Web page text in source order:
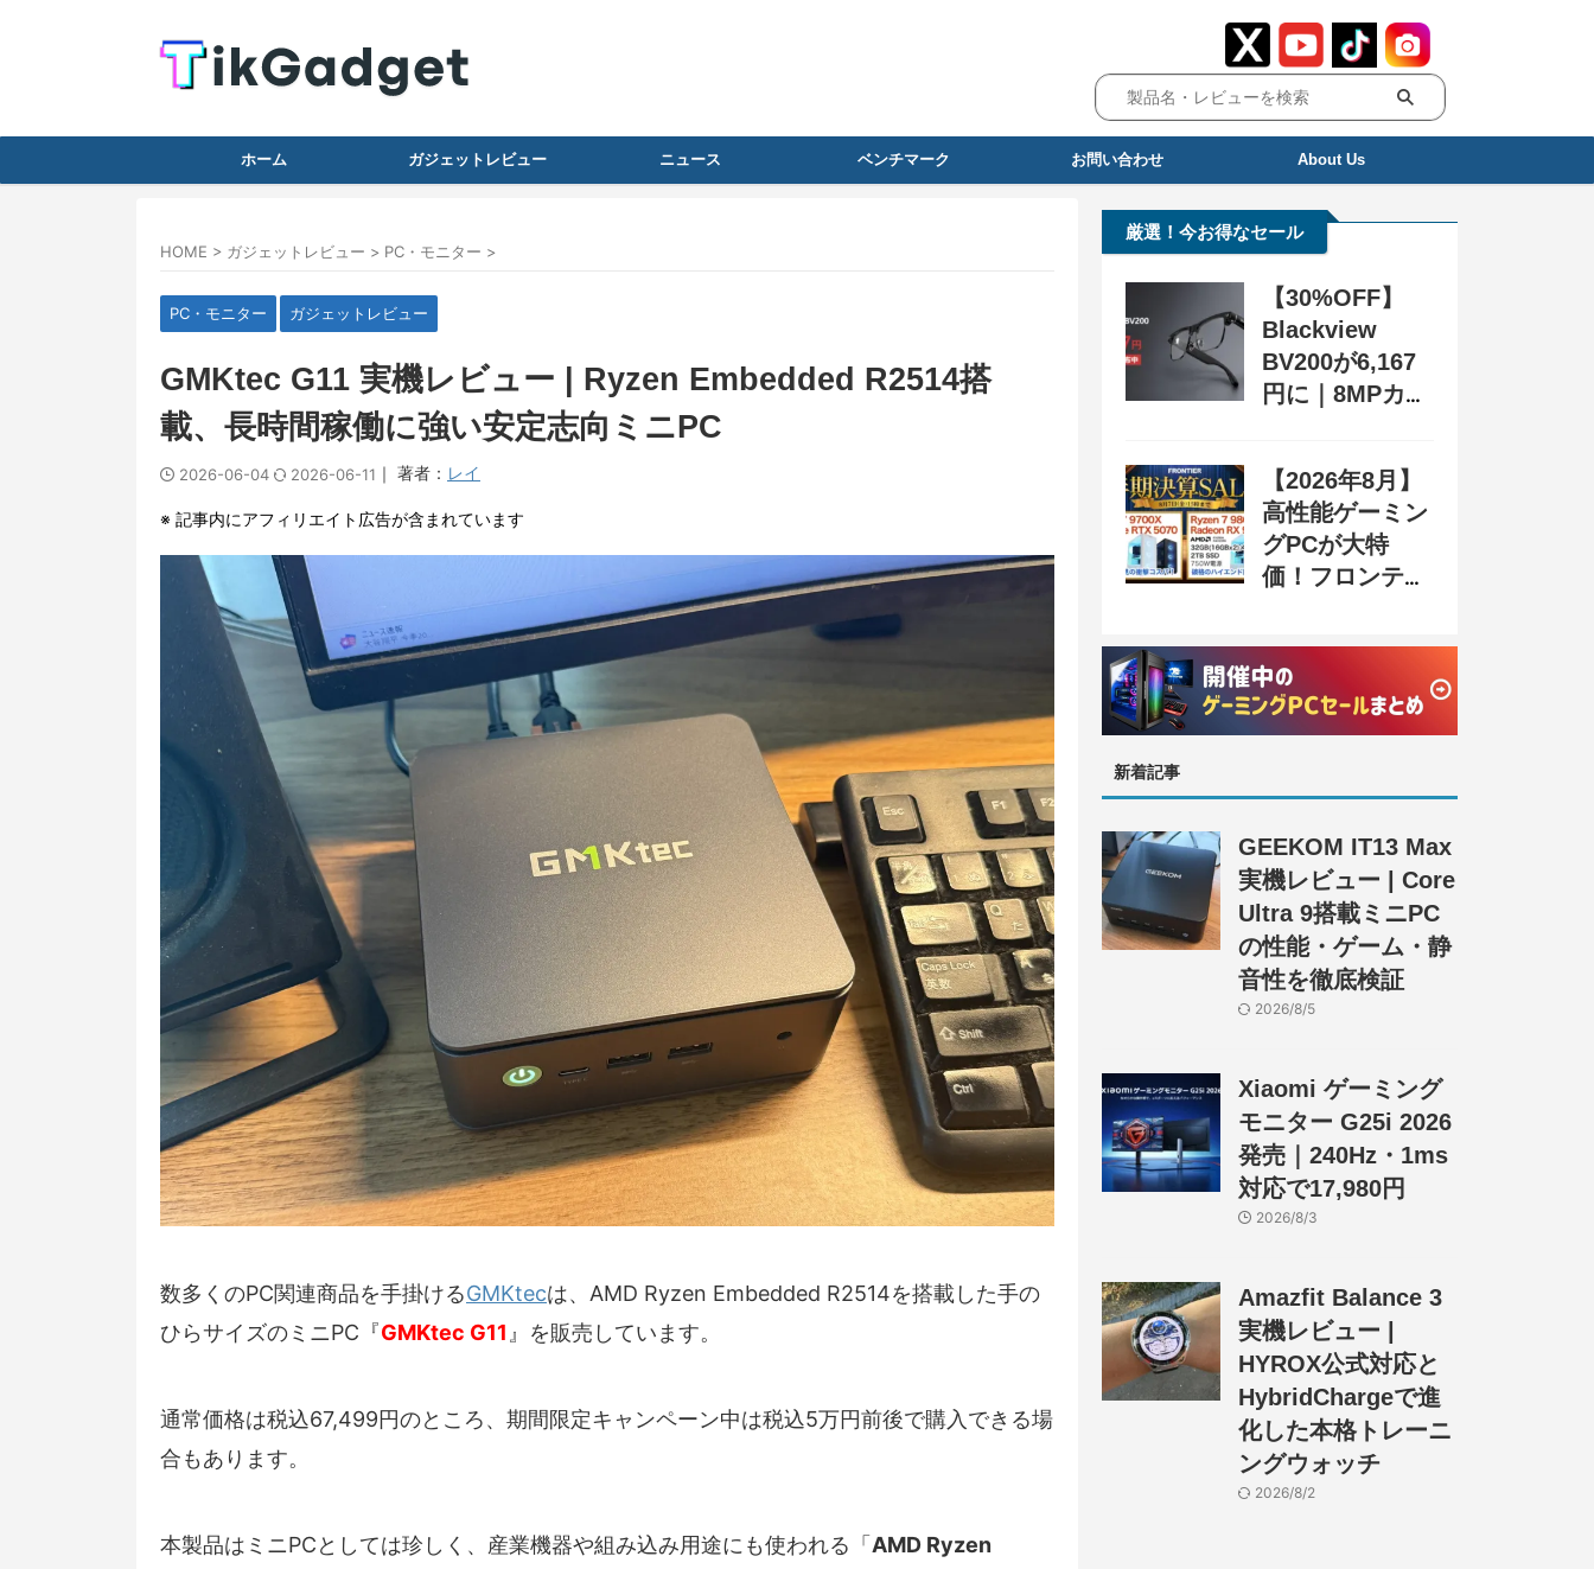
ホーム ガジェットレビュー ニュース ベンチマーク お問い合わせ About Us
HOME > ガジェットレビュー > PC・モニター >
PC・モニター ガジェットレビュー
GMKtec G11 実機レビュー | Ryzen Embedded R2514搭
載、長時間稼働に強い安定志向ミニPC
2026-06-04 2026-06-11 ｜ 著者： レイ
※ 記事内にアフィリエイト広告が含まれています
数多くのPC関連商品を手掛けるGMKtecは、AMD Ryzen Embedded R2514を搭載した手の
ひらサイズのミニPC『GMKtec G11 』を販売しています。
通常価格は税込67,499円のところ、期間限定キャンペーン中は税込5万円前後で購入できる場
合もあります。
本製品はミニPCとしては珍しく、産業機器や組み込み用途にも使われる「AMD Ryzen
厳選！今お得なセール
【30%OFF】
Blackview
BV200が6,167
円に｜8MPカメ
ン配布中
【2026年8月】
高性能ゲーミン
グPCが大特
価！フロンティ
SALE』開催、
セール情報まと
め
新着記事
GEEKOM IT13 Max
実機レビュー | Core
Ultra 9搭載ミニPC
の性能・ゲーム・静
音性を徹底検証
2026/8/5
Xiaomi ゲーミング
モニター G25i 2026
発売｜240Hz・1ms
対応で17,980円
2026/8/3
Amazfit Balance 3
実機レビュー |
HYROX公式対応と
HybridChargeで進
化した本格トレーニ
ングウォッチ
2026/8/2